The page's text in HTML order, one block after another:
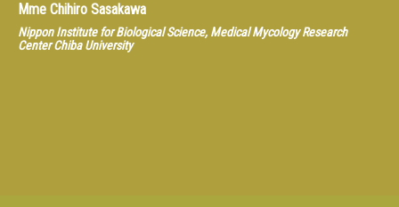
Mme Chihiro Sasakawa
Nippon Institute for Biological Science, Medical Mycology Research
Center Chiba University